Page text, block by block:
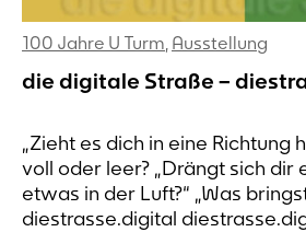
100 Jahre U Turm, Ausstellung
die digitale Straße –
„Zieht es dich in eine Richtung
voll oder leer? „Drängt sich dir
etwas in der Luft?“ „Was
diestrasse.digital